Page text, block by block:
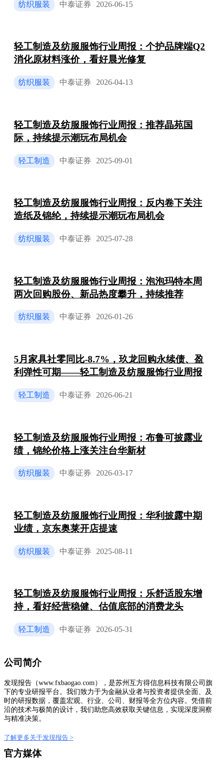
纺织服装 中泰证券 2026-06-15
轻工制造及纺服服饰行业周报：个护品牌端Q2
消化原材料涨价，看好晨光修复
纺织服装 中泰证券 2026-04-13
轻工制造及纺服服饰行业周报：推荐晶苑国
际，持续提示潮玩布局机会
轻工制造 中泰证券 2025-09-01
轻工制造及纺服服饰行业周报：反内卷下关注
造纸及锦纶，持续提示潮玩布局机会
纺织服装 中泰证券 2025-07-28
轻工制造及纺服服饰行业周报：泡泡玛特本周
两次回购股份、新品热度攀升，持续推荐
纺织服装 中泰证券 2026-01-26
5月家具社零同比-8.7%，玖龙回购永续债、盈
利弹性可期——轻工制造及纺服服饰行业周报
轻工制造 中泰证券 2026-06-21
轻工制造及纺服服饰行业周报：布鲁可披露业
绩，锦纶价格上涨关注台华新材
纺织服装 中泰证券 2026-03-17
轻工制造及纺服服饰行业周报：华利披露中期
业绩，京东奥莱开店提速
纺织服装 中泰证券 2025-08-11
轻工制造及纺服服饰行业周报：乐舒适股东增
持，看好经营稳健、估值底部的消费龙头
轻工制造 中泰证券 2026-05-31
公司简介
发现报告（www.fxbaogao.com），是苏州互方得信息科技有限公司旗
下的专业研报平台。我们致力于为金融从业者与投资者提供全面、及
时的研报数据，覆盖宏观、行业、公司、财报等全方位内容。凭借前
沿的技术与极简的设计，我们助您高效获取关键信息，实现深度洞察
与精准决策。
了解更多关于发现报告 >
官方媒体